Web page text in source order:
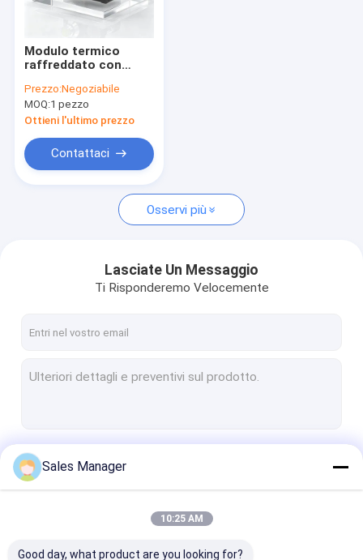
Modulo termico
raffreddato con
1280x1024 e pitch
pixel di 10 µm per
monitoraggio a lungo
Prezzo:Negoziabile
MOQ:1 pezzo
Ottieni l'ultimo prezzo
Contattaci
Osservi più
Lasciate Un Messaggio
Ti Risponderemo Velocemente
Sales Manager
10:25 AM
Good day, what product are you looking for?